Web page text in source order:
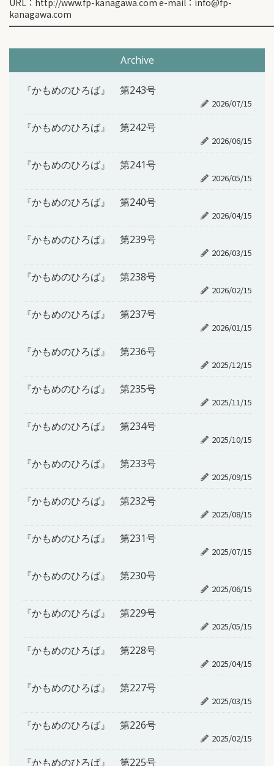
URL：http://www.fp-kanagawa.com e-mail：info@fp-
kanagawa.com
Archive
『かもめのひろば』 第243号
2026/07/15
『かもめのひろば』 第242号
2026/06/15
『かもめのひろば』 第241号
2026/05/15
『かもめのひろば』 第240号
2026/04/15
『かもめのひろば』 第239号
2026/03/15
『かもめのひろば』 第238号
2026/02/15
『かもめのひろば』 第237号
2026/01/15
『かもめのひろば』 第236号
2025/12/15
『かもめのひろば』 第235号
2025/11/15
『かもめのひろば』 第234号
2025/10/15
『かもめのひろば』 第233号
2025/09/15
『かもめのひろば』 第232号
2025/08/15
『かもめのひろば』 第231号
2025/07/15
『かもめのひろば』 第230号
2025/06/15
『かもめのひろば』 第229号
2025/05/15
『かもめのひろば』 第228号
2025/04/15
『かもめのひろば』 第227号
2025/03/15
『かもめのひろば』 第226号
2025/02/15
『かもめのひろば』 第225号